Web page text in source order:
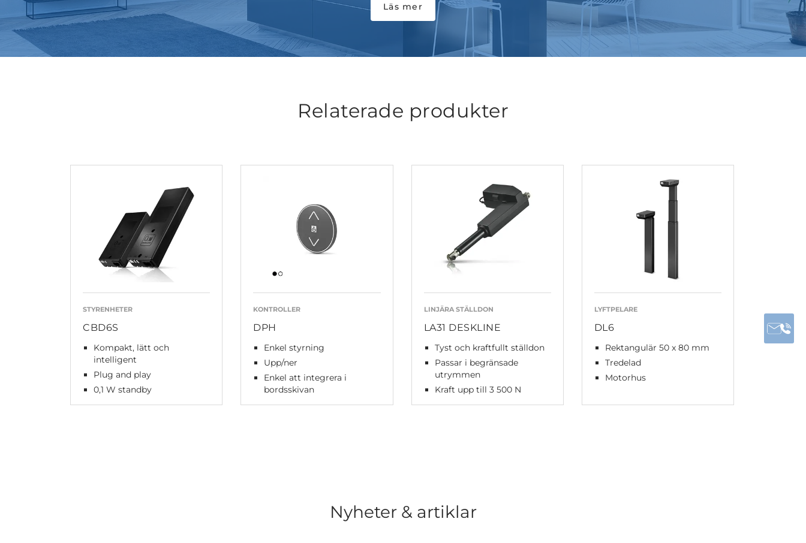
Läs mer
Relaterade produkter
STYRENHETER
CBD6S
Kompakt, lätt och
intelligent
Plug and play
0,1 W standby
KONTROLLER
DPH
Enkel styrning
Upp/ner
Enkel att integrera i
bordsskivan
LINJÄRA STÄLLDON
LA31 DESKLINE
Tyst och kraftfullt ställdon
Passar i begränsade
utrymmen
Kraft upp till 3 500 N
LYFTPELARE
DL6
Rektangulär 50 x 80 mm
Tredelad
Motorhus
Nyheter & artiklar